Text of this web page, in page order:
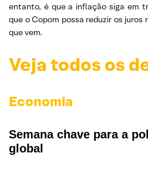
entanto, é que a inflação siga em
que o Copom possa reduzir os juros
que vem.
Veja todos os
Economia
Semana chave para a
global